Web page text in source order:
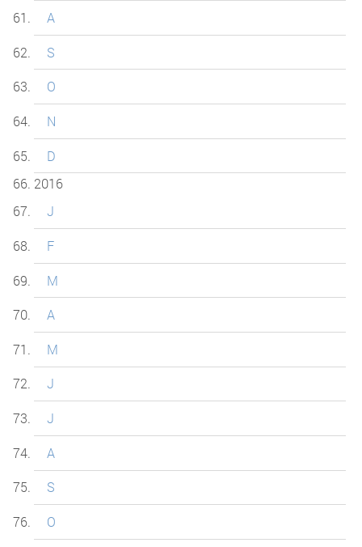
A
S
O
N
D
2016
J
F
M
A
M
J
J
A
S
O